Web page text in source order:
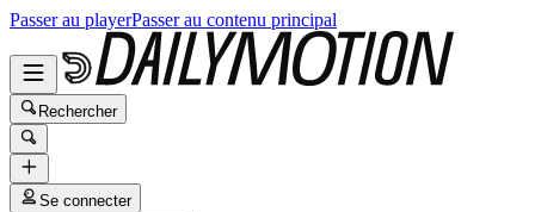
Passer au playerPasser au contenu principal
Rechercher
Se connecter